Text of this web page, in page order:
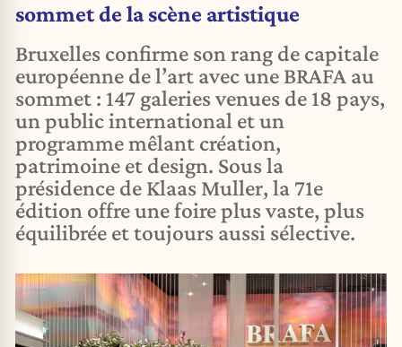
sommet de la scène artistique
Bruxelles confirme son rang de capitale
européenne de l’art avec une BRAFA au
sommet : 147 galeries venues de 18 pays,
un public international et un
programme mêlant création,
patrimoine et design. Sous la
présidence de Klaas Muller, la 71e
édition offre une foire plus vaste, plus
équilibrée et toujours aussi sélective.